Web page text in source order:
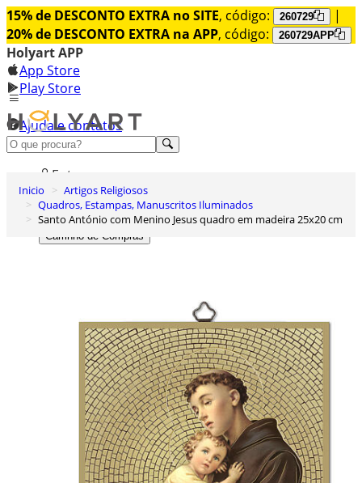
15% de DESCONTO EXTRA no SITE, código: 260729
|
20% de DESCONTO EXTRA na APP, código: 260729APP
Holyart APP
App Store
Play Store
Ajuda e contatos
Conheça premium
Entrar
Lista de Desejos
0
Carrinho de Compras
Inicio
Artigos Religiosos
Quadros, Estampas, Manuscritos Iluminados
Santo António com Menino Jesus quadro em madeira 25x20 cm